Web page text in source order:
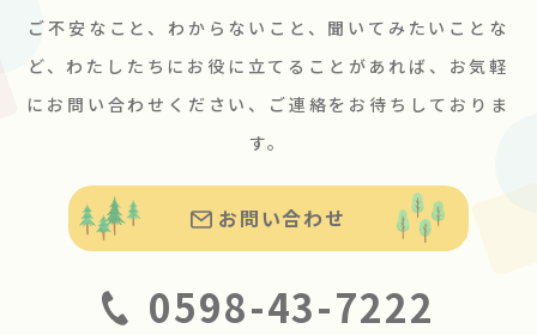
ご不安なこと、わからないこと、聞いてみたいことな
ど、わたしたちにお役に立てることがあれば、お気軽
にお問い合わせください、ご連絡をお待ちしておりま
す。
お問い合わせ
0598-43-7222